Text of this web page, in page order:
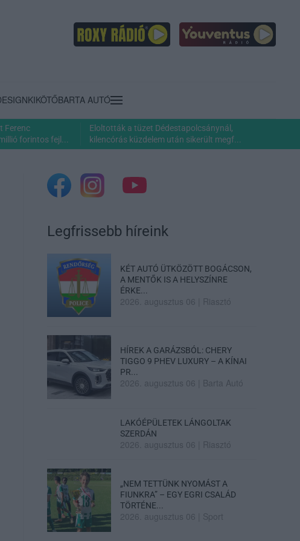
KIKÖTŐBARTA AUTÓ
Ferenc
forintos fejl...
Eloltották a tüzet Dédestapolcsánynál,
kilencórás küzdelem után sikerült megf...
Legfrissebb híreink
KÉT AUTÓ ÜTKÖZÖTT BOGÁCSON,
A MENTŐK IS A HELYSZÍNRE
ÉRKE...
2026. augusztus 06 Riasztó
HÍREK A GARÁZSBÓL: CHERY
TIGGO 9 PHEV LUXURY – A KÍNAI
PR...
2026. augusztus 06 Barta Autó
LAKÓÉPÜLETEK LÁNGOLTAK
SZERDÁN
2026. augusztus 06 Riasztó
„NEM TETTÜNK NYOMÁST A
FIUNKRA” – EGY EGRI CSALÁD
TÖRTÉNE...
2026. augusztus 06 Sport